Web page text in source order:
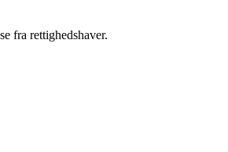
fra rettighedshaver.